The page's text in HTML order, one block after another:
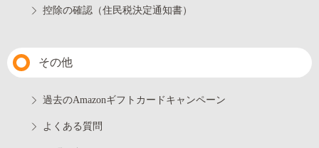
控除の確認（住民税決定通知書）
その他
過去のAmazonギフトカードキャンペーン
よくある質問